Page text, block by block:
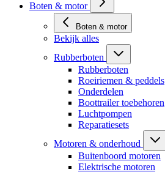
Boten & motor
Boten & motor
Bekijk alles
Rubberboten
Rubberboten
Roeiriemen & peddels
Onderdelen
Boottrailer toebehoren
Luchtpompen
Reparatiesets
Motoren & onderhoud
Buitenboord motoren
Elektrische motoren